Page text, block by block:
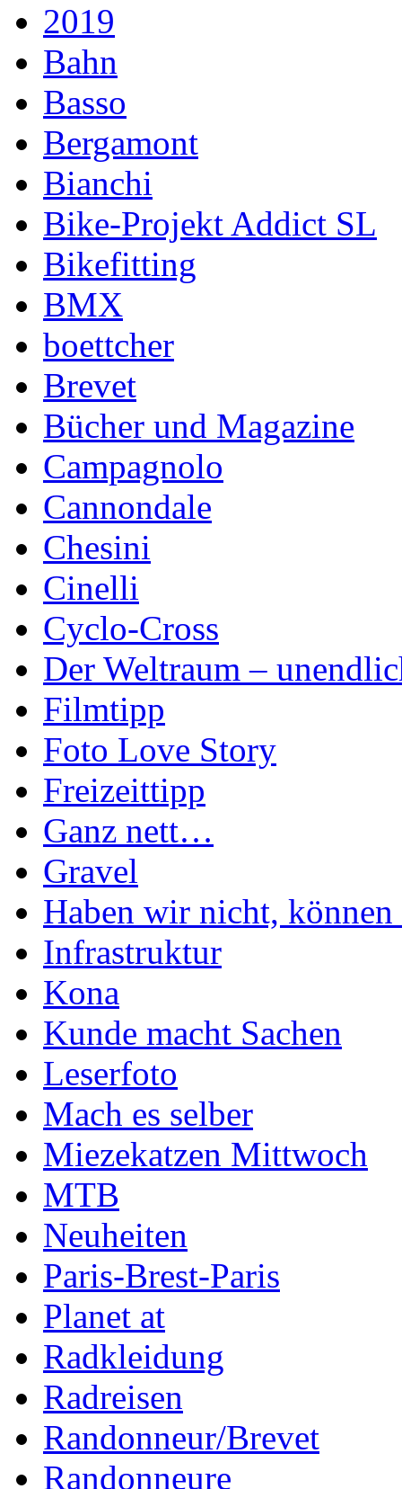
2019
Bahn
Basso
Bergamont
Bianchi
Bike-Projekt Addict SL
Bikefitting
BMX
boettcher
Brevet
Bücher und Magazine
Campagnolo
Cannondale
Chesini
Cinelli
Cyclo-Cross
Der Weltraum –
Filmtipp
Foto Love Story
Freizeittipp
Ganz nett…
Gravel
Haben wir nicht,
Infrastruktur
Kona
Kunde macht Sachen
Leserfoto
Mach es selber
Miezekatzen Mittwoch
MTB
Neuheiten
Paris-Brest-Paris
Planet at
Radkleidung
Radreisen
Randonneur/Brevet
Randonneure